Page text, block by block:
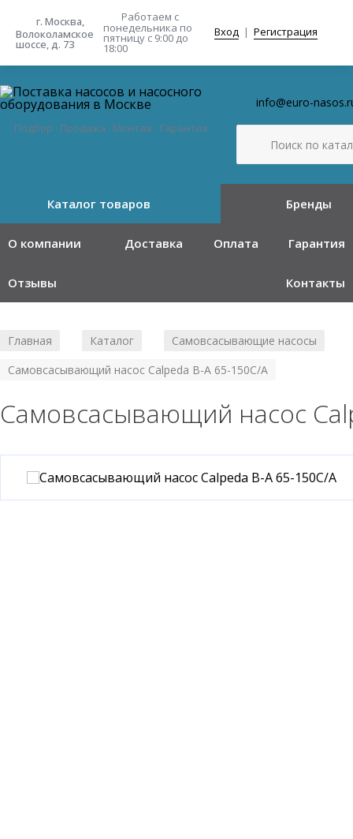
г. Москва,
Волоколамское
шоссе, д. 73
Работаем с
понедельника по
пятницу с 9:00 до
18:00
Вход | Регистрация
Подбор · Продажа · Монтаж · Гарантия
info@euro-
Каталог товаров Бренды
О компании Доставка Оплата Гарантия
Отзывы Контакты
Главная Каталог Самовсасывающие насосы
Самовсасывающий насос Calpeda B-A 65-150C/A
Самовсасывающий насос